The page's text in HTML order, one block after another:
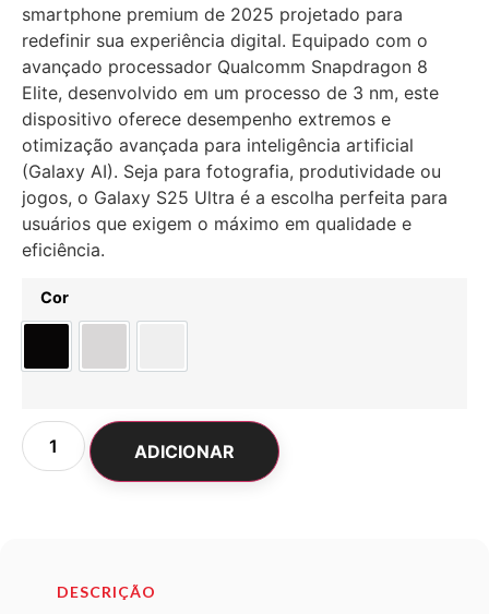
smartphone premium de 2025 projetado para
redefinir sua experiência digital. Equipado com o
avançado processador Qualcomm Snapdragon 8
Elite, desenvolvido em um processo de 3 nm, este
dispositivo oferece desempenho extremos e
otimização avançada para inteligência artificial
(Galaxy AI). Seja para fotografia, produtividade ou
jogos, o Galaxy S25 Ultra é a escolha perfeita para
usuários que exigem o máximo em qualidade e
eficiência.
Cor
ADICIONAR
DESCRIÇÃO